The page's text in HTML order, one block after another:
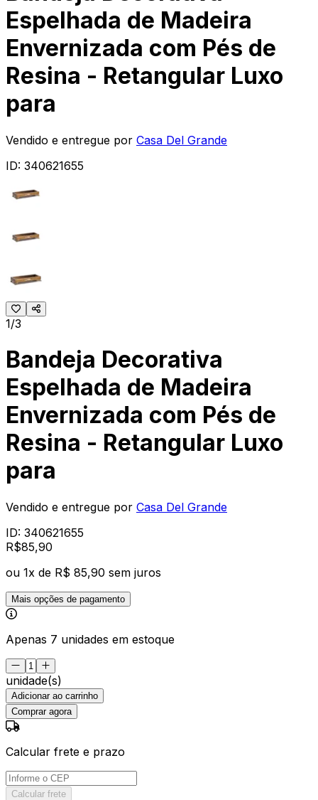
Espelhada de Madeira
Envernizada com Pés de
Resina - Retangular Luxo
para
Vendido e entregue por Casa Del Grande
ID: 340621655
1/3
Bandeja Decorativa
Espelhada de Madeira
Envernizada com Pés de
Resina - Retangular Luxo
para
Vendido e entregue por Casa Del Grande
ID: 340621655
R$85,90
ou 1x de R$ 85,90 sem juros
Mais opções de pagamento
Apenas 7 unidades em estoque
unidade(s)
Adicionar ao carrinho
Comprar agora
Calcular frete e prazo
Calcular frete